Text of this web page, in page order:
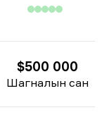
Шагналын сан
$500 000